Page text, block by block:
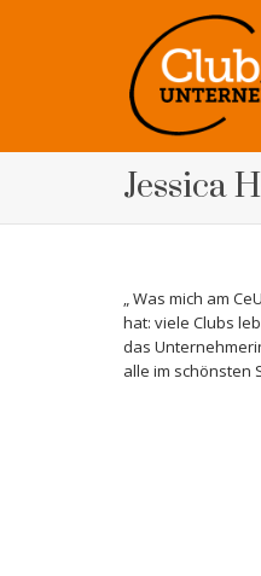
Jessica
„ Was mich am
hat: viele Clubs
das
alle im schönsten